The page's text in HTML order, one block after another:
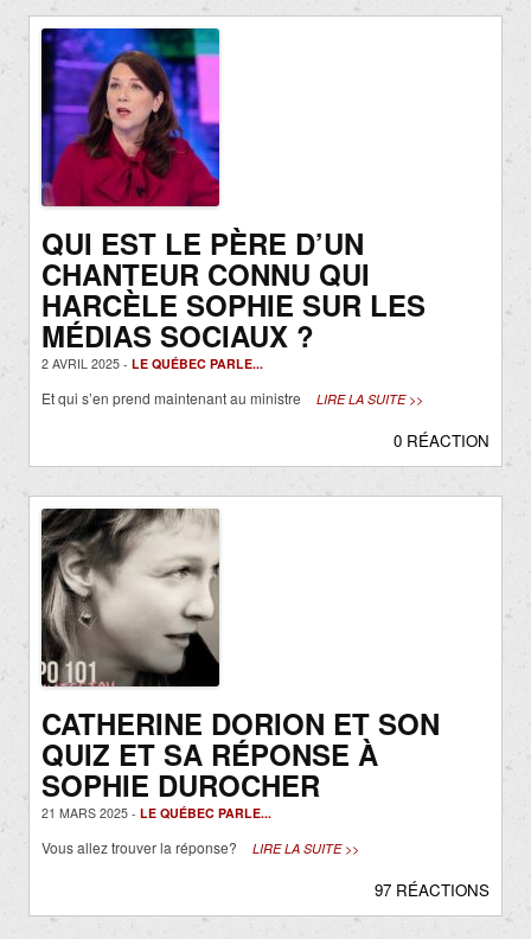
QUI EST LE PÈRE D’UN
CHANTEUR CONNU QUI
HARCÈLE SOPHIE SUR LES
MÉDIAS SOCIAUX ?
2 AVRIL 2025 - LE QUÉBEC PARLE...
Et qui s’en prend maintenant au ministre LIRE LA SUITE >>
0 RÉACTION
CATHERINE DORION ET SON
QUIZ ET SA RÉPONSE À
SOPHIE DUROCHER
21 MARS 2025 - LE QUÉBEC PARLE...
Vous allez trouver la réponse? LIRE LA SUITE >>
97 RÉACTIONS